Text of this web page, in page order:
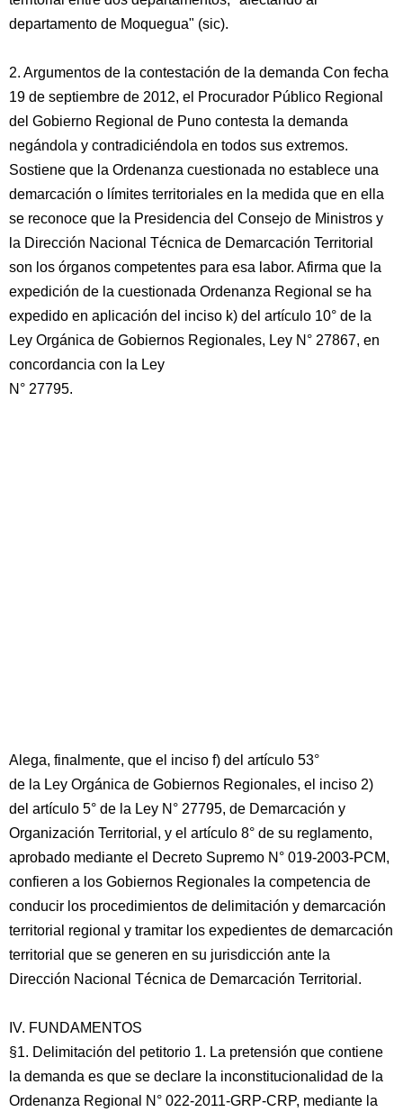
departamento de Moquegua" (sic).
2. Argumentos de la contestación de la demanda Con fecha
19 de septiembre de 2012, el Procurador Público Regional
del Gobierno Regional de Puno contesta la demanda
negándola y contradiciéndola en todos sus extremos.
Sostiene que la Ordenanza cuestionada no establece una
demarcación o límites territoriales en la medida que en ella
se reconoce que la Presidencia del Consejo de Ministros y
la Dirección Nacional Técnica de Demarcación Territorial
son los órganos competentes para esa labor. Afirma que la
expedición de la cuestionada Ordenanza Regional se ha
expedido en aplicación del inciso k) del artículo 10° de la
Ley Orgánica de Gobiernos Regionales, Ley N° 27867, en
concordancia con la Ley
N° 27795.
Alega, finalmente, que el inciso f) del artículo 53°
de la Ley Orgánica de Gobiernos Regionales, el inciso 2)
del artículo 5° de la Ley N° 27795, de Demarcación y
Organización Territorial, y el artículo 8° de su reglamento,
aprobado mediante el Decreto Supremo N° 019-2003-PCM,
confieren a los Gobiernos Regionales la competencia de
conducir los procedimientos de delimitación y demarcación
territorial regional y tramitar los expedientes de demarcación
territorial que se generen en su jurisdicción ante la
Dirección Nacional Técnica de Demarcación Territorial.
IV. FUNDAMENTOS
§1. Delimitación del petitorio 1. La pretensión que contiene
la demanda es que se declare la inconstitucionalidad de la
Ordenanza Regional N° 022-2011-GRP-CRP, mediante la